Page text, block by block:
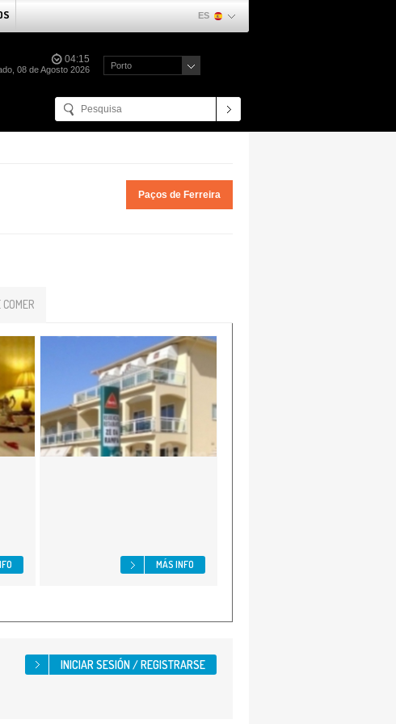
ES
04:15
08 de Agosto 2026 Porto
Paços de Ferreira
COMER
MÁS INFO